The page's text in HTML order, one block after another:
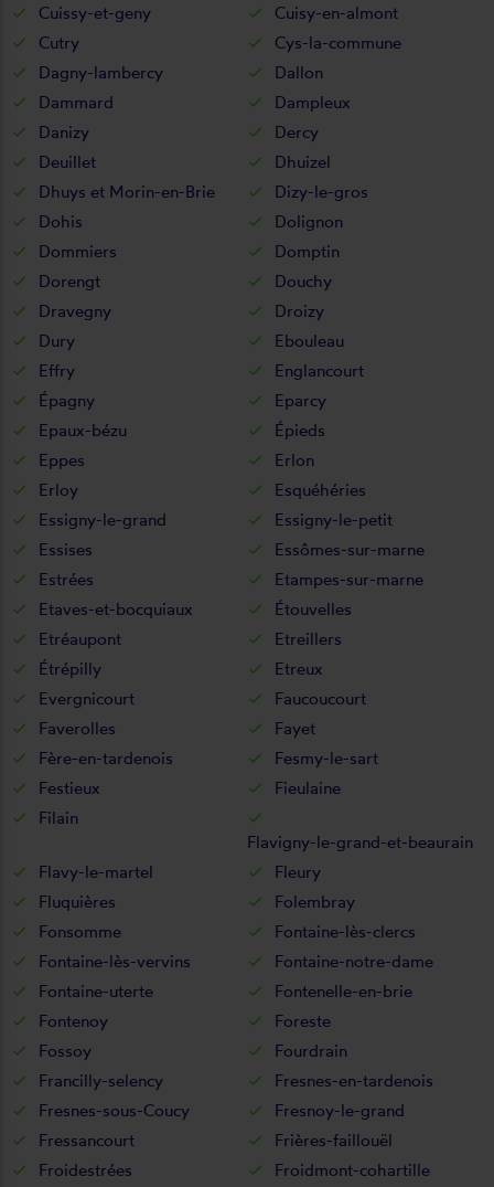
Cuissy-et-geny
Cuisy-en-almont
Cutry
Cys-la-commune
Dagny-lambercy
Dallon
Dammard
Dampleux
Danizy
Dercy
Deuillet
Dhuizel
Dhuys et Morin-en-Brie
Dizy-le-gros
Dohis
Dolignon
Dommiers
Domptin
Dorengt
Douchy
Dravegny
Droizy
Dury
Ebouleau
Effry
Englancourt
Épagny
Eparcy
Epaux-bézu
Épieds
Eppes
Erlon
Erloy
Esquéhéries
Essigny-le-grand
Essigny-le-petit
Essises
Essômes-sur-marne
Estrées
Etampes-sur-marne
Etaves-et-bocquiaux
Étouvelles
Etréaupont
Etreillers
Étrépilly
Etreux
Evergnicourt
Faucoucourt
Faverolles
Fayet
Fère-en-tardenois
Fesmy-le-sart
Festieux
Fieulaine
Filain
Flavigny-le-grand-et-beaurain
Flavy-le-martel
Fleury
Fluquières
Folembray
Fonsomme
Fontaine-lès-clercs
Fontaine-lès-vervins
Fontaine-notre-dame
Fontaine-uterte
Fontenelle-en-brie
Fontenoy
Foreste
Fossoy
Fourdrain
Francilly-selency
Fresnes-en-tardenois
Fresnes-sous-Coucy
Fresnoy-le-grand
Fressancourt
Frières-faillouël
Froidestrées
Froidmont-cohartille